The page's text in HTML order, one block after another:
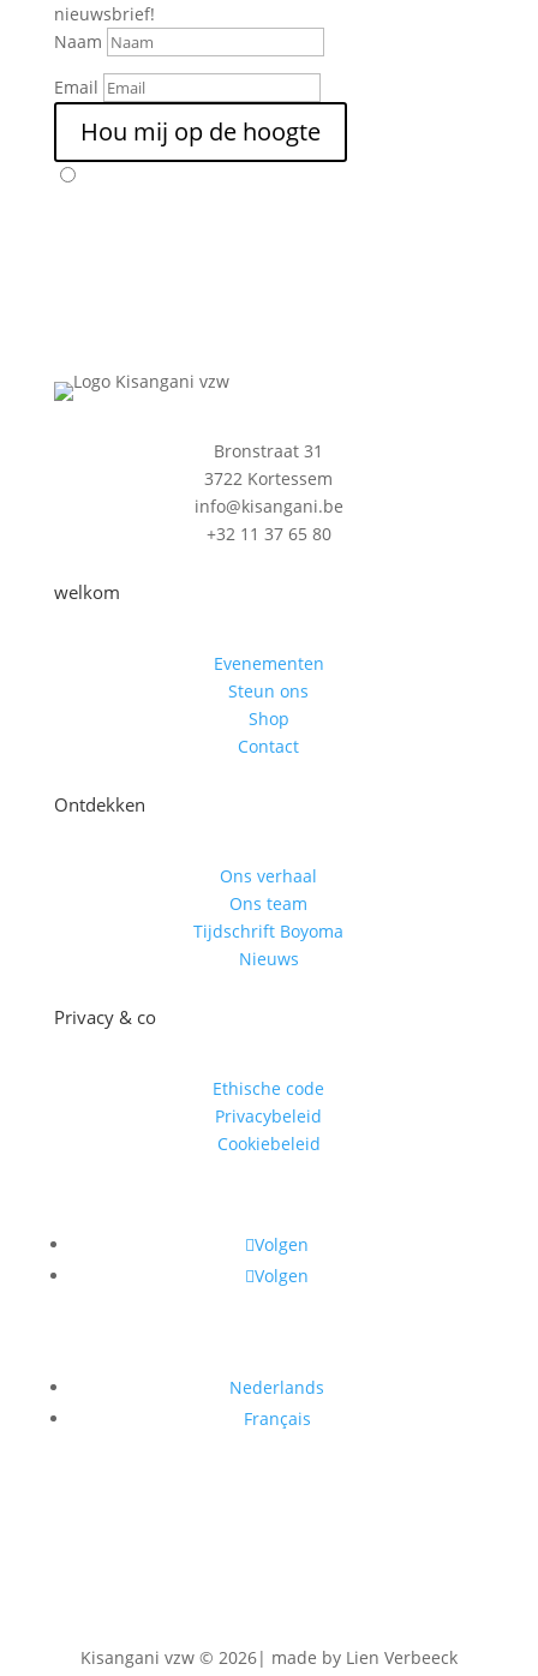
nieuwsbrief!
Naam
Email
Hou mij op de hoogte
Bronstraat 31
3722 Kortessem
info@kisangani.be
+32 11 37 65 80
welkom
Evenementen
Steun ons
Shop
Contact
Ontdekken
Ons verhaal
Ons team
Tijdschrift Boyoma
Nieuws
Privacy & co
Ethische code
Privacybeleid
Cookiebeleid
Volgen
Volgen
Nederlands
Français
Kisangani vzw © 2026| made by Lien Verbeeck